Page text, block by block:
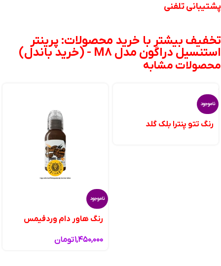
پشتیبانی تلفنی
تخفیف بیشتر با خرید محصولات: پرینتر
استنسیل دراگون مدل M8 - (خرید باندل)
محصولات مشابه
ناموجود
رنگ تتو پنترا بلک گلد
ناموجود
رنگ هاور دام وردفیمس
۱,۴۵۰,۰۰۰تومان